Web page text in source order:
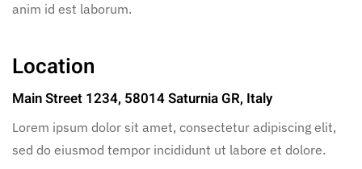
anim id est laborum.
Location
Main Street 1234, 58014 Saturnia GR, Italy
Lorem ipsum dolor sit amet, consectetur adipiscing elit,
sed do eiusmod tempor incididunt ut labore et dolore.